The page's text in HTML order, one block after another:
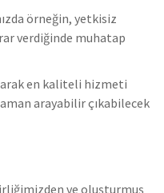
örneğin, yetkisiz
verdiğinde muhatap
en kaliteli hizmeti
arayabilir çıkabilecek
ve oluşturmuş